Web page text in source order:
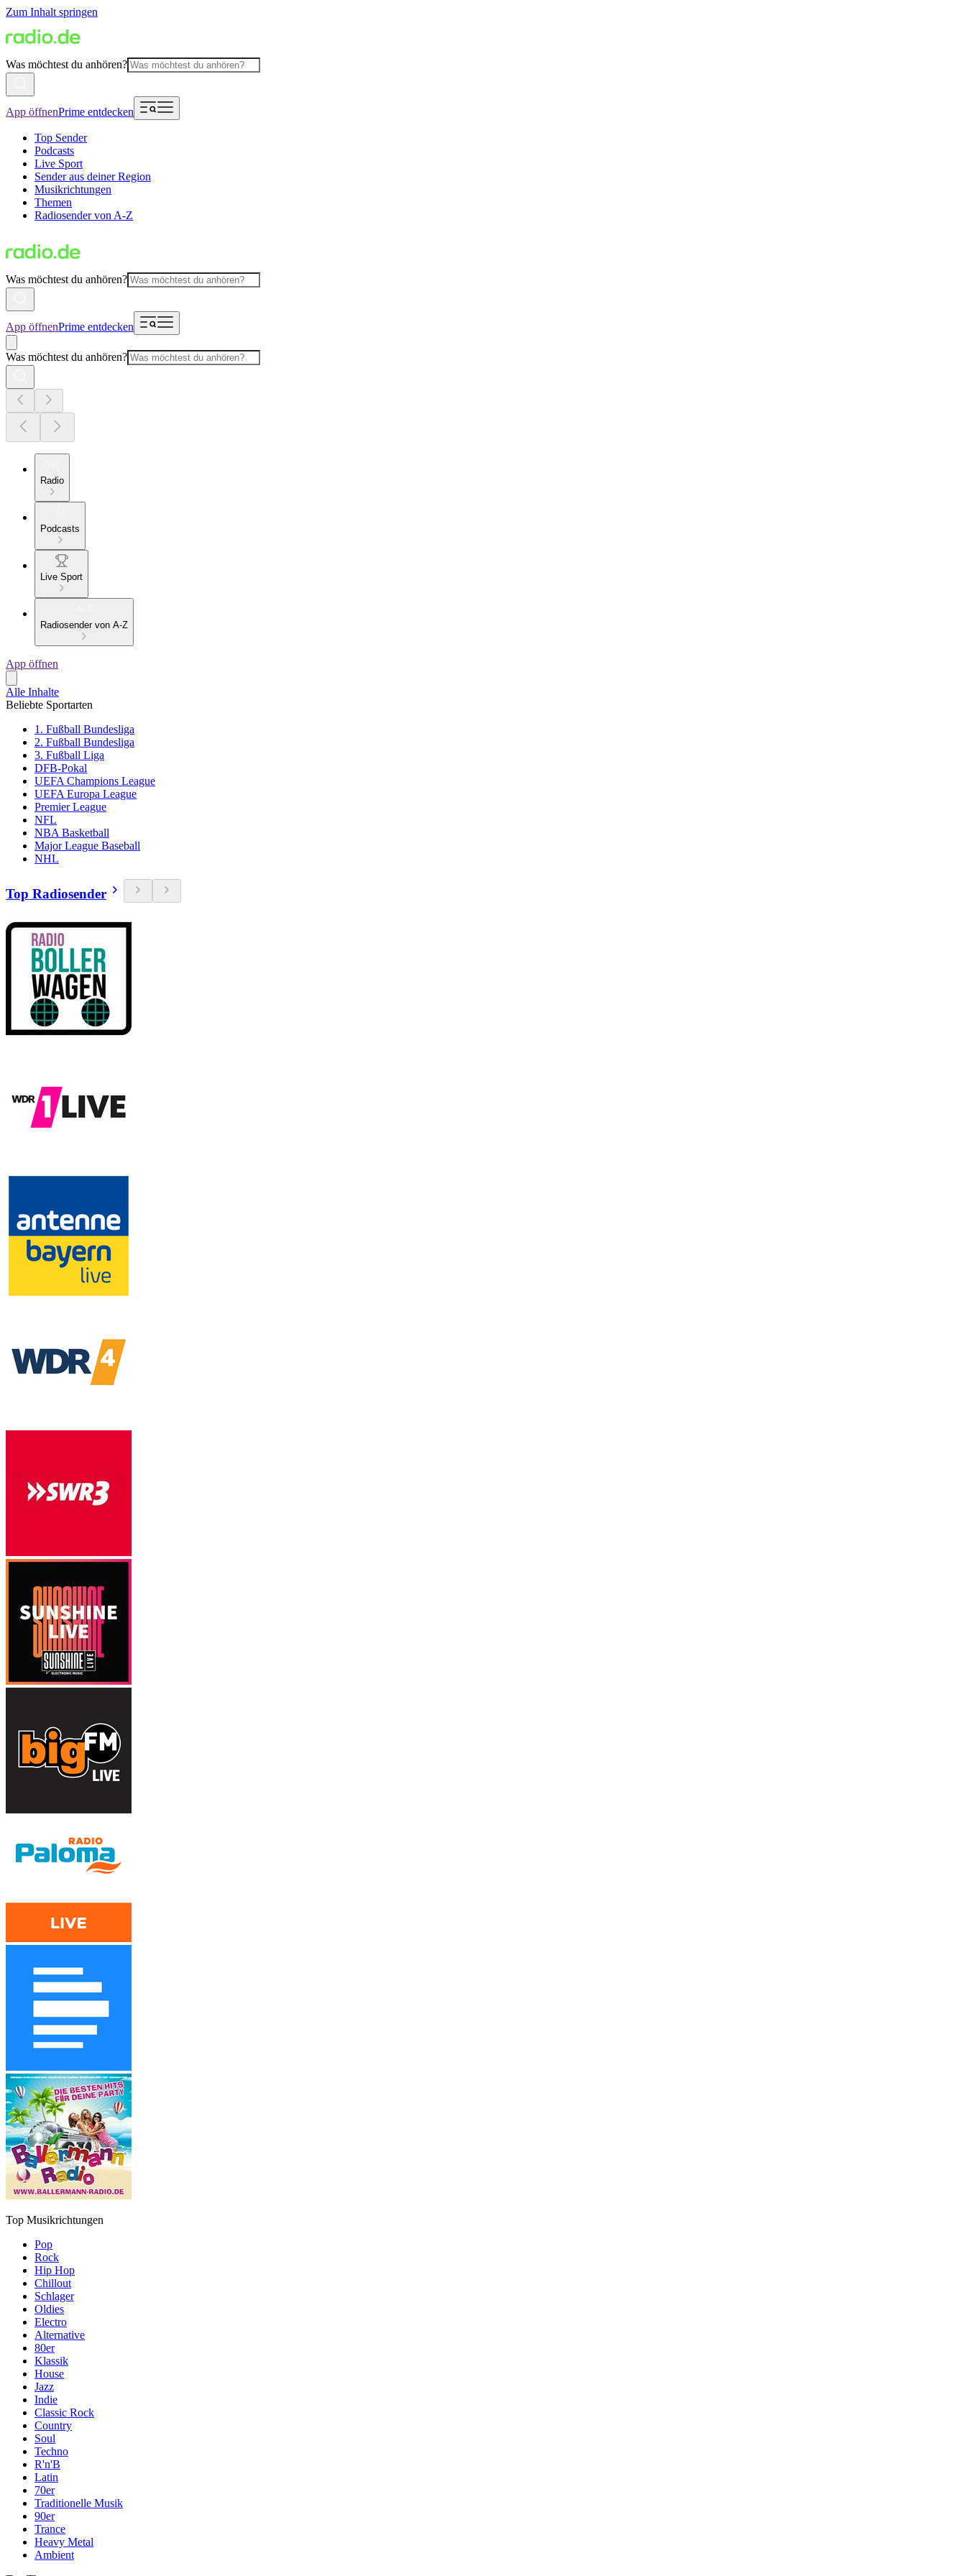
Zum Inhalt springen
Was möchtest du anhören?
App öffnenPrime entdecken
Top Sender
Podcasts
Live Sport
Sender aus deiner Region
Musikrichtungen
Themen
Radiosender von A-Z
Was möchtest du anhören?
App öffnenPrime entdecken
Was möchtest du anhören?
Radio
Podcasts
Live Sport
Radiosender von A-Z
App öffnen
Alle Inhalte
Beliebte Sportarten
1. Fußball Bundesliga
2. Fußball Bundesliga
3. Fußball Liga
DFB-Pokal
UEFA Champions League
UEFA Europa League
Premier League
NFL
NBA Basketball
Major League Baseball
NHL
Top Radiosender
Top Musikrichtungen
Pop
Rock
Hip Hop
Chillout
Schlager
Oldies
Electro
Alternative
80er
Klassik
House
Jazz
Indie
Classic Rock
Country
Soul
Techno
R'n'B
Latin
70er
Traditionelle Musik
90er
Trance
Heavy Metal
Ambient